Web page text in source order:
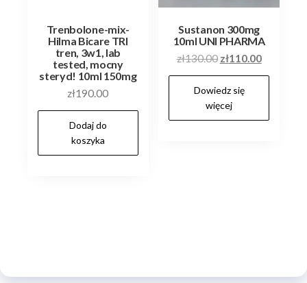
Trenbolone-mix-
Hilma Bicare TRI
tren, 3w1, lab
tested, mocny
steryd! 10ml 150mg
zł190.00
Dodaj do
koszyka
Sustanon 300mg
10ml UNI PHARMA
zł130.00 Pierwotna
cena
wynosiła:
zł130.00.
zł110.00Aktualna
cena
Dowiedz się
więcej